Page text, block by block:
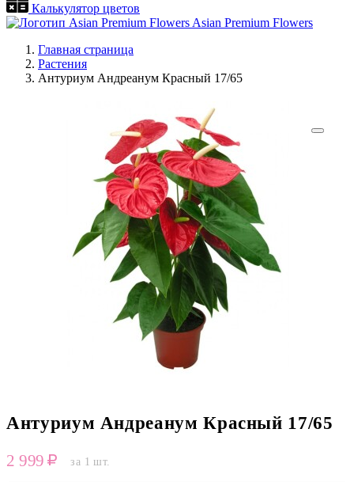
Калькулятор цветов
Asian Premium Flowers
Главная страница
Растения
Антуриум Андреанум Красный 17/65
Антуриум Андреанум Красный 17/65
2 999 за 1 шт.